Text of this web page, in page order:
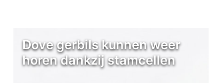
Dove gerbils kunnen weer
horen dankzij stamcellen